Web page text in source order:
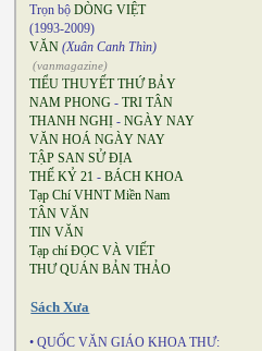
Trọn bộ DÒNG VIỆT
(1993-2009)
VĂN (Xuân Canh Thìn)
(vanmagazine)
TIỂU THUYẾT THỨ BẢY
NAM PHONG - TRI TÂN
THANH NGHỊ - NGÀY NAY
VĂN HOÁ NGÀY NAY
TẬP SAN SỬ ĐỊA
THẾ KỶ 21 - BÁCH KHOA
Tạp Chí VHNT Miền Nam
TÂN VĂN
TIN VĂN
Tạp chí ĐỌC VÀ VIẾT
THƯ QUÁN BẢN THẢO
Sách Xưa
• QUỐC VĂN GIÁO KHOA THƯ: